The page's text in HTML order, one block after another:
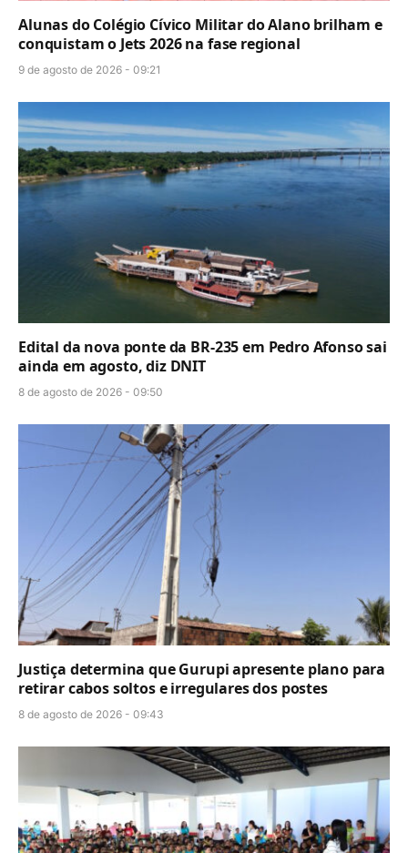
Alunas do Colégio Cívico Militar do Alano brilham e
conquistam o Jets 2026 na fase regional
9 de agosto de 2026 - 09:21
Edital da nova ponte da BR-235 em Pedro Afonso sai
ainda em agosto, diz DNIT
8 de agosto de 2026 - 09:50
Justiça determina que Gurupi apresente plano para
retirar cabos soltos e irregulares dos postes
8 de agosto de 2026 - 09:43